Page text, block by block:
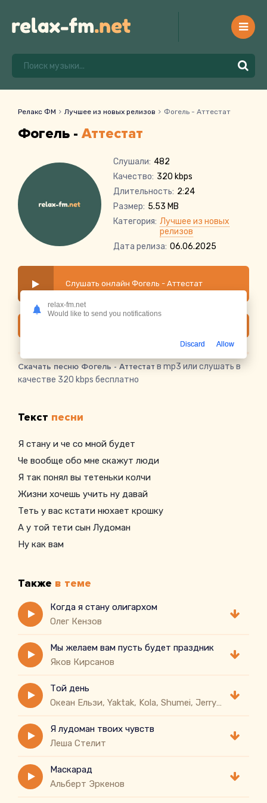
Релакс ФМ Лучшее из новых релизов Фогель - Аттестат
Фогель - Аттестат
Слушали: 482
Качество: 320 kbps
Длительность: 2:24
Размер: 5.53 MB
Категория: Лучшее из новых
релизов
Дата релиза: 06.06.2025
Слушать онлайн Фогель - Аттестат
Скачать песню Фогель - Аттестатв mp3 или слушать в
качестве 320 kbps бесплатно
Текст песни
Я стану и че со мной будет
Че вообще обо мне скажут люди
Я так понял вы тетеньки колчи
Жизни хочешь учить ну давай
Теть у вас кстати нюхает крошку
А у той тети сын Лудоман
Ну как вам
Также в теме
Когда я стану олигархом
Олег Кензов
Мы желаем вам пусть будет праздник
Яков Кирсанов
Той день
Океан Ельзи, Yaktak, Kola, Shumei, Jerry Heil
Я лудоман твоих чувств
Леша Стелит
Маскарад
Альберт Эркенов
relax-fm.net
Would like to send you notifications
Discard Allow